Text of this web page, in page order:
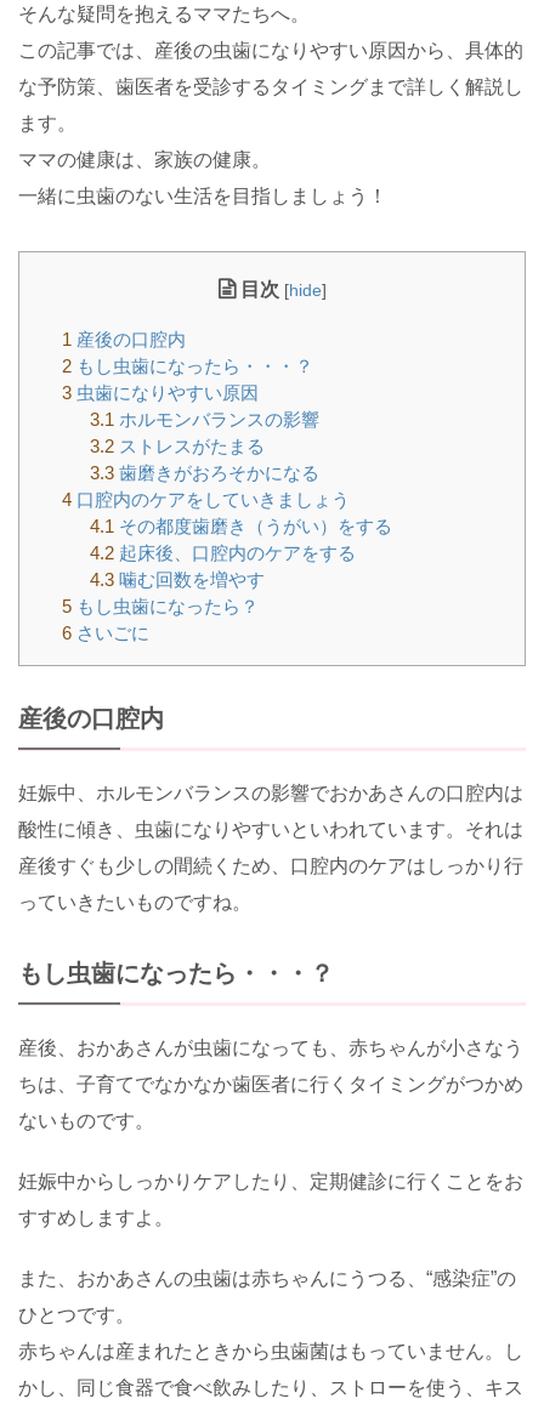
そんな疑問を抱えるママたちへ。
この記事では、産後の虫歯になりやすい原因から、具体的
な予防策、歯医者を受診するタイミングまで詳しく解説し
ます。
ママの健康は、家族の健康。
一緒に虫歯のない生活を目指しましょう！
目次 [hide]
1 産後の口腔内
2 もし虫歯になったら・・・？
3 虫歯になりやすい原因
3.1 ホルモンバランスの影響
3.2ストレスがたまる
3.3歯磨きがおろそかになる
4 口腔内のケアをしていきましょう
4.1 その都度歯磨き（うがい）をする
4.2起床後、口腔内のケアをする
4.3噛む回数を増やす
5 もし虫歯になったら？
6 さいごに
産後の口腔内
妊娠中、ホルモンバランスの影響でおかあさんの口腔内は
酸性に傾き、虫歯になりやすいといわれています。それは
産後すぐも少しの間続くため、口腔内のケアはしっかり行
っていきたいものですね。
もし虫歯になったら・・・？
産後、おかあさんが虫歯になっても、赤ちゃんが小さなう
ちは、子育てでなかなか歯医者に行くタイミングがつかめ
ないものです。
妊娠中からしっかりケアしたり、定期健診に行くことをお
すすめしますよ。
また、おかあさんの虫歯は赤ちゃんにうつる、“感染症”の
ひとつです。
赤ちゃんは産まれたときから虫歯菌はもっていません。し
かし、同じ食器で食べ飲みしたり、ストローを使う、キス